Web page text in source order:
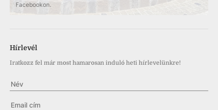
Facebookon.
Hírlevél
Iratkozz fel már most hamarosan induló heti hírlevelünkre!